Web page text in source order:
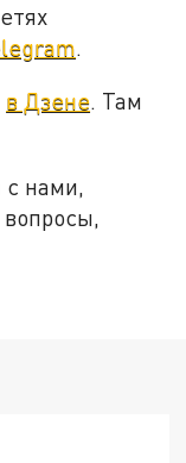
.
в Дзене. Там
с нами,